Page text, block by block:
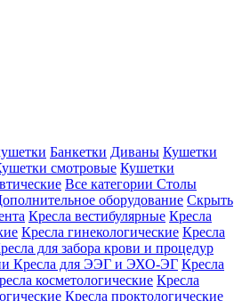
Банкетки Диваны Кушетки
смотровые Кушетки
Все категории Столы
оборудование Скрыть
Кресла вестибулярные Кресла
Кресла гинекологические Кресла
для забора крови и процедур
Кресла для ЭЭГ и ЭХО-ЭГ Кресла
косметологические Кресла
Кресла проктологические